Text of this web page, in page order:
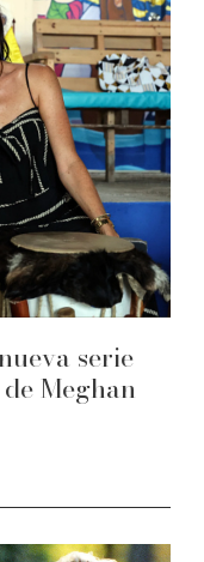
serie
Meghan